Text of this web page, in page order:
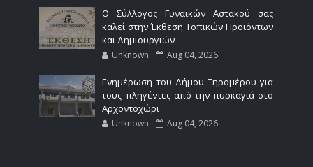
Ο Σύλλογος Γυναικών Αστακού σας
καλεί στην Έκθεση Τοπικών Προϊόντων
και Δημιουργιών
Unknown Aug 04, 2026
Ενημέρωση του Δήμου Ξηρομέρου για
τους πληγέντες από την πυρκαγιά στο
Αρχοντοχώρι
Unknown Aug 04, 2026